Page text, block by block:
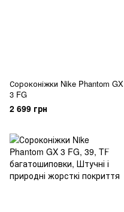
Сороконіжки Nike Phantom GX
3 FG
2 699 грн